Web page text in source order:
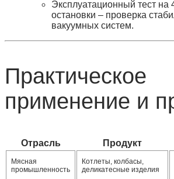
Эксплуатационный тест на
остановки – проверка
вакуумных систем.
Практическое
применение и
Отрасль Продукт
Мясная
промышленность
Котлеты, колбасы,
деликатесные изделия